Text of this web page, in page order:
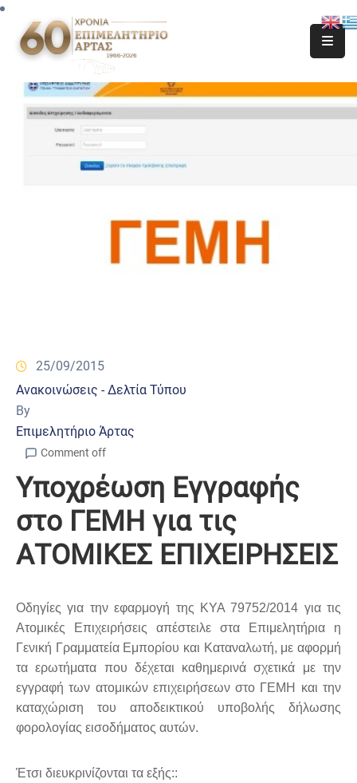
25/09/2015
Ανακοινώσεις - Δελτία Τύπου
By
Επιμελητήριο Άρτας
Comment off
Υποχρέωση Εγγραφής
στο ΓΕΜΗ για τις
ΑΤΟΜΙΚΕΣ ΕΠΙΧΕΙΡΗΣΕΙΣ
Οδηγίες για την εφαρμογή της ΚΥΑ 79752/2014 για τις
Ατομικές Επιχειρήσεις απέστειλε στα Επιμελητήρια η
Γενική Γραμματεία Εμπορίου και Καταναλωτή, με αφορμή
τα ερωτήματα που δέχεται καθημερινά σχετικά με την
εγγραφή των ατομικών επιχειρήσεων στο ΓΕΜΗ και την
καταχώριση του αποδεικτικού υποβολής δήλωσης
φορολογίας εισοδήματος αυτών.
Έτσι διευκρινίζονται τα εξής::